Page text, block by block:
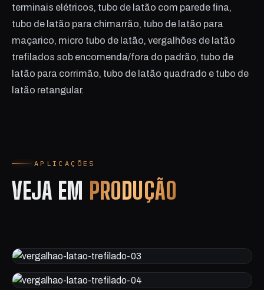
terminais elétricos, tubo de latão com parede fina,
tubo de latão para chimarrão, tubo de latão para
maçarico, micro tubo de latão, vergalhões de latão
trefilados sob encomenda/fora do padrão, tubo de
latão para corrimão, tubo de latão quadrado e tubo de
latão retangular.
APLICAÇÕES
VEJA EM PRODUÇÃO